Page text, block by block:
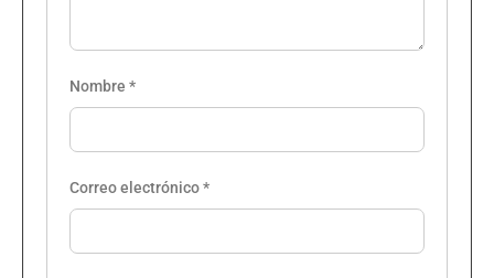
Nombre *
Correo electrónico*